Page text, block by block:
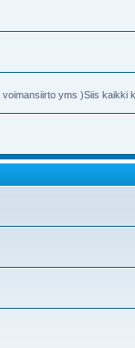
yms )Siis kaikki